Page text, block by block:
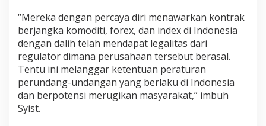
“Mereka dengan percaya diri menawarkan kontrak
berjangka komoditi, forex, dan index di Indonesia
dengan dalih telah mendapat legalitas dari
regulator dimana perusahaan tersebut berasal.
Tentu ini melanggar ketentuan peraturan
perundang-undangan yang berlaku di Indonesia
dan berpotensi merugikan masyarakat,” imbuh
Syist.